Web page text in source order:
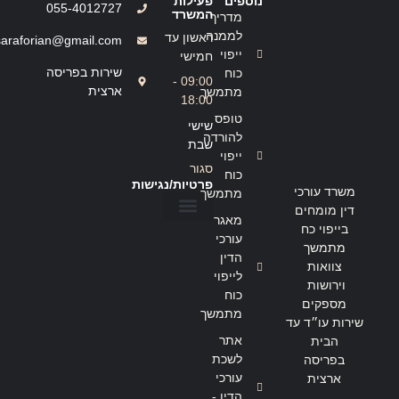
משרד עורכי
דין מומחים
בייפוי כח
מתמשך
צוואות
וירושות
מספקים
שירות עו״ד עד
הבית
בפריסה
ארצית
מדריך
לממנה
ייפוי
כוח
מתמשך
טופס
להורדה
ייפוי
כוח
מתמשך
מאגר
עורכי
הדין
לייפוי
כוח
מתמשך
אתר
לשכת
עורכי
הדין -
המשרד
ראשון עד
חמישי
09:00 -
18:00
שישי
שבת
סגור
פרטיות/נגישות
055-4012727
שירות בפריסה
ארצית